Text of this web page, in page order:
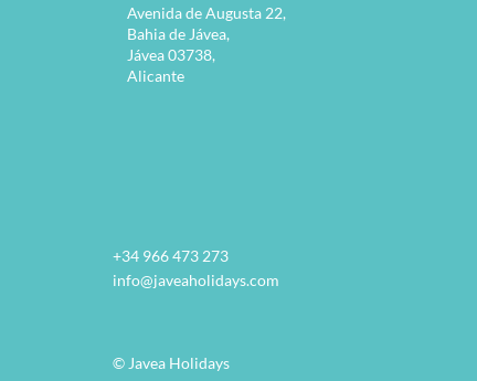
Avenida de Augusta 22,
Bahia de Jávea,
Jávea 03738,
Alicante
+34 966 473 273
info@javeaholidays.com
© Javea Holidays